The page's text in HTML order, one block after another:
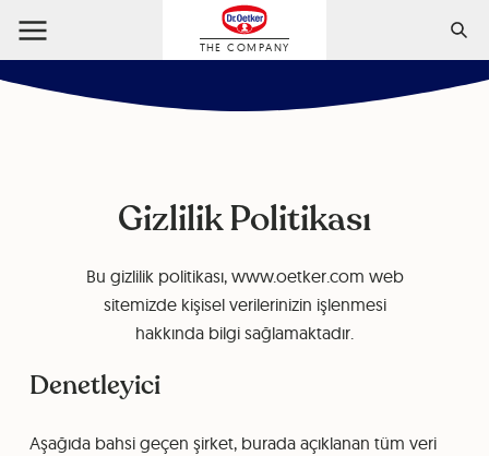
THE COMPANY
Gizlilik Politikası
Bu gizlilik politikası, www.oetker.com web
sitemizde kişisel verilerinizin işlenmesi
hakkında bilgi sağlamaktadır.
Denetleyici
Aşağıda bahsi geçen şirket, burada açıklanan tüm veri